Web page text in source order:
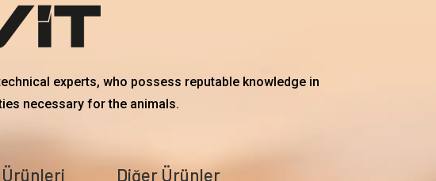
experts, who possess reputable knowledge in
necessary for the animals.
Ürünleri Diğer Ürünler